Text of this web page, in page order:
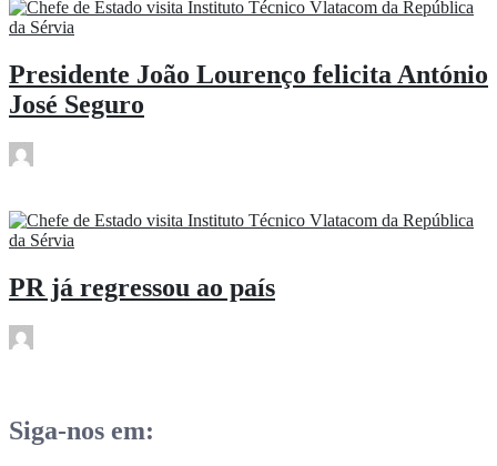
Presidente João Lourenço felicita António
José Seguro
PR já regressou ao país
Siga-nos em: